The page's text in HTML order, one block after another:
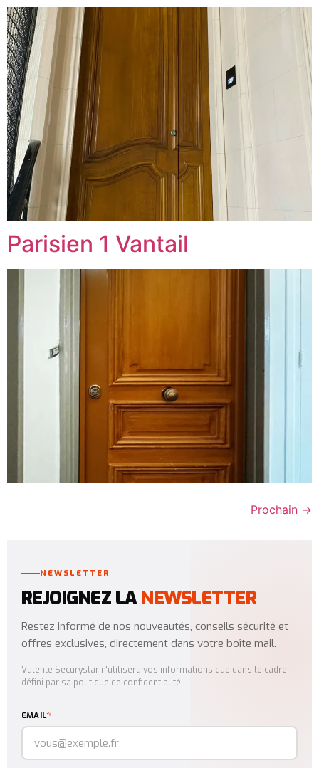
Parisien 1 Vantail
Prochain →
NEWSLETTER
REJOIGNEZ LANEWSLETTER
Restez informé de nos nouveautés, conseils sécurité et
offres exclusives, directement dans votre boîte mail.
Valente Securystar n'utilisera vos informations que dans le cadre
défini par sa politique de confidentialité.
EMAIL*